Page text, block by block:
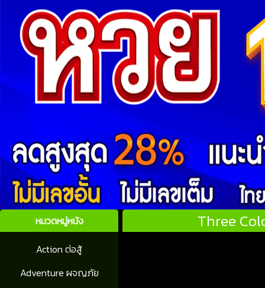
หมวดหมู่หนัง
Action ต่อสู้
Adventure ผจญภัย
Three